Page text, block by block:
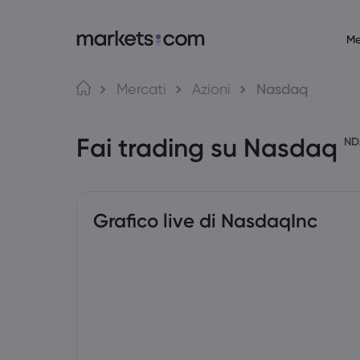
MT4
Informazioni su Markets.com
Offerta Globale
Il nostro gruppo
Mercati Azioni Nasdaq
Fai trading su Nasdaq
Grafico live di NasdaqInc